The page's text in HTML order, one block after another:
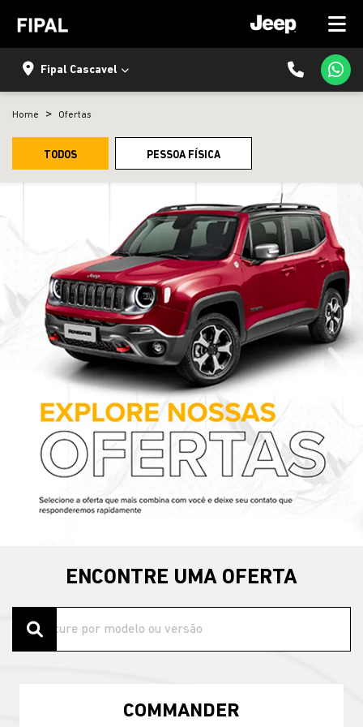
Fipal Cascavel
Home Ofertas
TODOS PESSOA FÍSICA